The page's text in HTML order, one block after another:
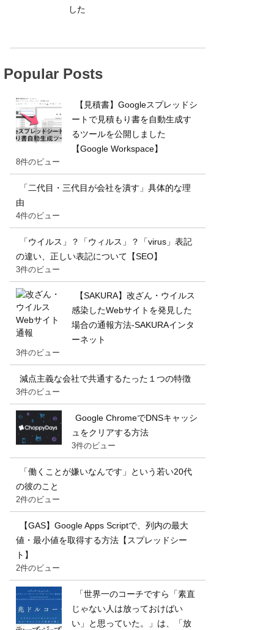
した
Popular Posts
【見積書】Googleスプレッドシ
ートで見積もり書を自動生成す
るツールを公開しました
【Google Workspace】
8件のビュー
「二代目・三代目が会社を潰す」具体的な理
由
4件のビュー
「ウイルス」？「ウィルス」？「virus」表記
の違い、正しい表記について【SEO】
3件のビュー
【SAKURA】改ざん・ウイルス
感染したWebサイトを発見した
場合の通報方法-SAKURAインタ
ーネット
3件のビュー
減点主義な会社で共通するたった１つの特徴
3件のビュー
Google ChromeでDNSキャッシ
ュをクリアする方法
3件のビュー
「働くことが嫌いなんです」という若い20代
の彼のこと
2件のビュー
【GAS】Google Apps Scriptで、列内の最大
値・最小値を取得する方法【スプレッドシー
ト】
2件のビュー
「世界一のコーチですら「素直
じゃない人は放っておけばい
い」と思っていた。」は、「放